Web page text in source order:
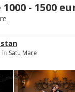
- 1500
în Satu Mare